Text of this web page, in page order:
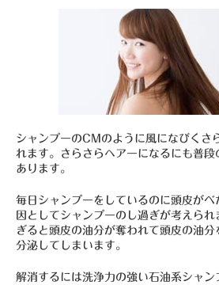
シャンプーのCMのように風になびくさ
れます。さらさらヘアーになるにも普
あります。
毎日シャンプーをしているのに頭皮が
因としてシャンプーのし過ぎが考えら
ぎると頭皮の油分が奪われて頭皮の油
分泌してしまいます。
解消するには洗浄力の強い石油系シャ